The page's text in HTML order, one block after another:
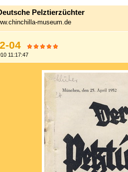
Pelztierzüchter
museum.de
04
11:17:47